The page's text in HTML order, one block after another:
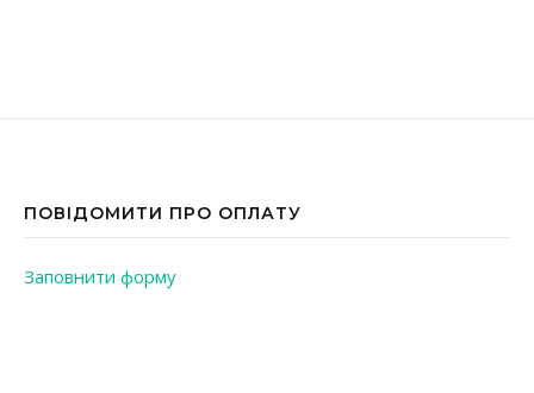
ПОВІДОМИТИ ПРО ОПЛАТУ
Заповнити форму